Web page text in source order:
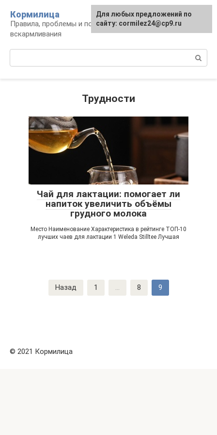
контенту
Кормилица
Правила, проблемы и польза грудного
вскармливания
Трудности
Чай для лактации: помогает ли
напиток увеличить объёмы
грудного молока
Место Наименование Характеристика в рейтинге ТОП-10
лучших чаев для лактации 1 Weleda Stilltee Лучшая
Назад 1 ... 8 9
© 2021 Кормилица
Для любых предложений по
сайту: cormilez24@cp9.ru